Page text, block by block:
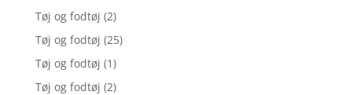
Tøj og fodtøj (2)
Tøj og fodtøj (25)
Tøj og fodtøj (1)
Tøj og fodtøj (2)